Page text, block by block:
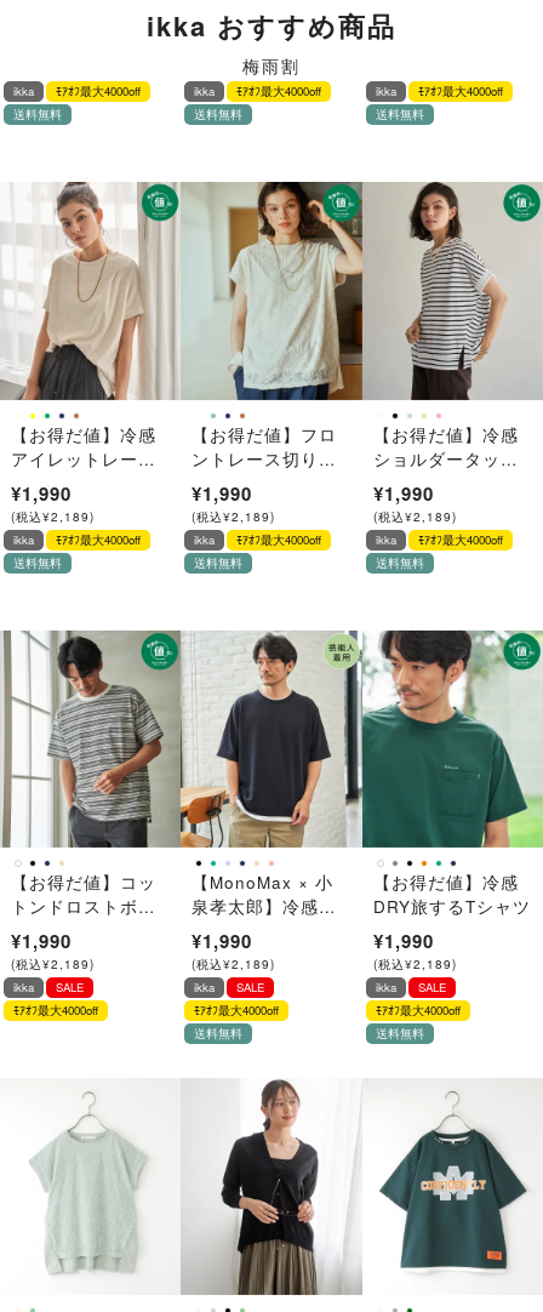
ikka おすすめ商品
梅雨割
ikka
ﾓｱｵﾌ最大4000off
送料無料
【お得だ値】冷感
アイレットレース
プルオーバー【接
触冷感】
¥1,990
(税込¥2,189)
ikka
ﾓｱｵﾌ最大4000off
送料無料
【お得だ値】フロ
ントレース切り替
えプルオーバー
【接触冷感／親子
コーデ】
¥1,990
(税込¥2,189)
ikka
ﾓｱｵﾌ最大4000off
送料無料
【お得だ値】冷感
ショルダータック
プルオーバー【接
触冷感】
¥1,990
(税込¥2,189)
ikka
ﾓｱｵﾌ最大4000off
送料無料
【お得だ値】コッ
トンドロストボー
ダーTシャツ【接触
冷感】
¥1,990
(税込¥2,189)
ikka
ﾓｱｵﾌ最大4000off
送料無料
【MonoMax × 小
泉孝太郎】冷感
DRYリップル5分袖
Tシャツ「小泉孝太
郎さん着用モデ
ル」
¥1,990
(税込¥2,189)
ikka
ﾓｱｵﾌ最大4000off
送料無料
【お得だ値】冷感
DRY旅するTシャツ
¥1,990
(税込¥2,189)
ikka
SALE
ﾓｱｵﾌ最大4000off
ikka
SALE
ﾓｱｵﾌ最大4000off
送料無料
ikka
SALE
ﾓｱｵﾌ最大4000off
送料無料